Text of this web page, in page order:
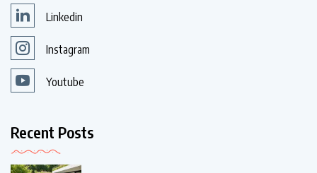
Linkedin
Instagram
Youtube
Recent Posts